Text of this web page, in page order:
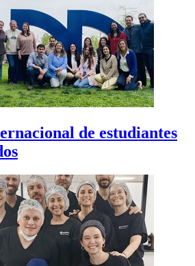
de estudiantes